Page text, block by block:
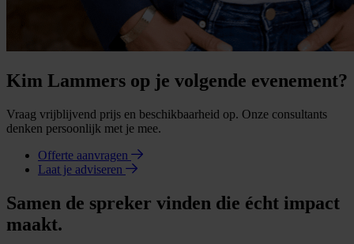
Kim Lammers op je volgende evenement?
Vraag vrijblijvend prijs en beschikbaarheid op. Onze consultants
denken persoonlijk met je mee.
Offerte aanvragen
Laat je adviseren
Samen de spreker vinden die écht impact
maakt.